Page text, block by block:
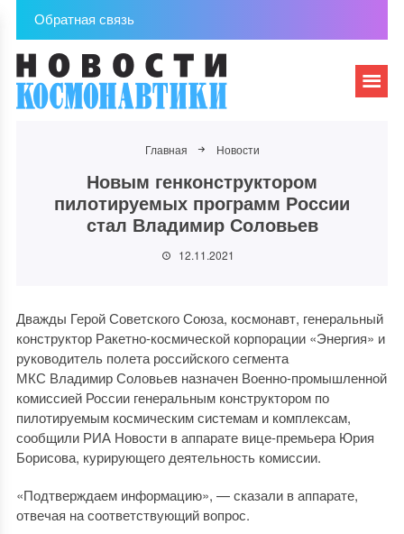
Обратная связь
Главная Новости
Новым генконструктором
пилотируемых программ России
стал Владимир Соловьев
12.11.2021
Дважды Герой Советского Союза, космонавт, генеральный
конструктор Ракетно-космической корпорации «Энергия» и
руководитель полета российского сегмента
МКС Владимир Соловьев назначен Военно-промышленной
комиссией России генеральным конструктором по
пилотируемым космическим системам и комплексам,
сообщили РИА Новости в аппарате вице-премьера Юрия
Борисова, курирующего деятельность комиссии.
«Подтверждаем информацию», — сказали в аппарате,
отвечая на соответствующий вопрос.